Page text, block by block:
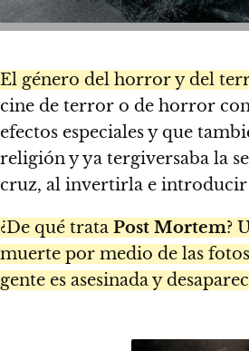
El género del horror y del
cine de terror o de horror
efectos especiales y que
religión y ya tergiversaba la
cruz, al invertirla e introducir
¿De qué trata Post Mortem?
muerte por medio de las
gente es asesinada y